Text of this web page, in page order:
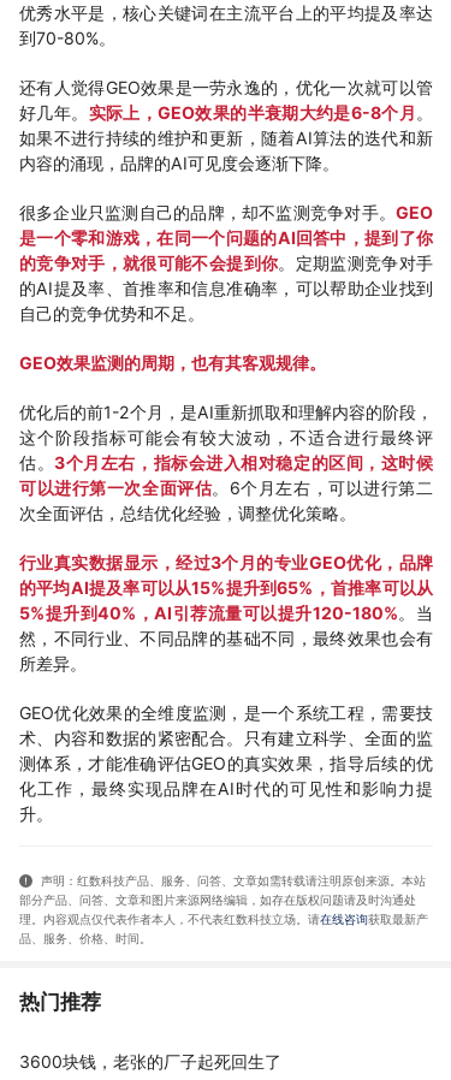
优秀水平是，核心关键词在主流平台上的平均提及率达
到70-80%。
还有人觉得GEO效果是一劳永逸的，优化一次就可以管
好几年。 实际上，GEO效果的半衰期大约是6-8个月 。
如果不进行持续的维护和更新，随着AI算法的迭代和新
内容的涌现，品牌的AI可见度会逐渐下降。
很多企业只监测自己的品牌，却不监测竞争对手。 GEO
是一个零和游戏，在同一个问题的AI回答中，提到了你
的竞争对手，就很可能不会提到你。定期监测竞争对手
的AI提及率、首推率和信息准确率，可以帮助企业找到
自己的竞争优势和不足。
GEO效果监测的周期，也有其客观规律。
优化后的前1-2个月，是AI重新抓取和理解内容的阶段，
这个阶段指标可能会有较大波动，不适合进行最终评
估。3个月左右，指标会进入相对稳定的区间，这时候
可以进行第一次全面评估。6个月左右，可以进行第二
次全面评估，总结优化经验，调整优化策略。
行业真实数据显示，经过3个月的专业GEO优化，品牌
的平均AI提及率可以从15%提升到65%，首推率可以从
5%提升到40%，AI引荐流量可以提升120-180%。当
然，不同行业、不同品牌的基础不同，最终效果也会有
所差异。
GEO优化效果的全维度监测，是一个系统工程，需要技
术、内容和数据的紧密配合。只有建立科学、全面的监
测体系，才能准确评估GEO的真实效果，指导后续的优
化工作，最终实现品牌在AI时代的可见性和影响力提
升。
声明：红数科技产品、服务、问答、文章如需转载请注明原创来源。本站
部分产品、问答 、文章和图片来源网络编辑，如存在版权问题请及时沟通处
理。内容观点仅代表作者本人，不代表红数科技立场。请在线咨询获取最新产
品、服务、价格、时间
热门推荐
3600块钱，老张的厂子起死回生了